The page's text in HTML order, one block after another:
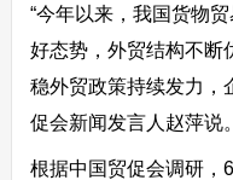
“今年以来，我国货物
好态势，外贸结构不断
稳外贸政策持续发力，
促会新闻发言人赵萍说。
根据中国贸促会调研，